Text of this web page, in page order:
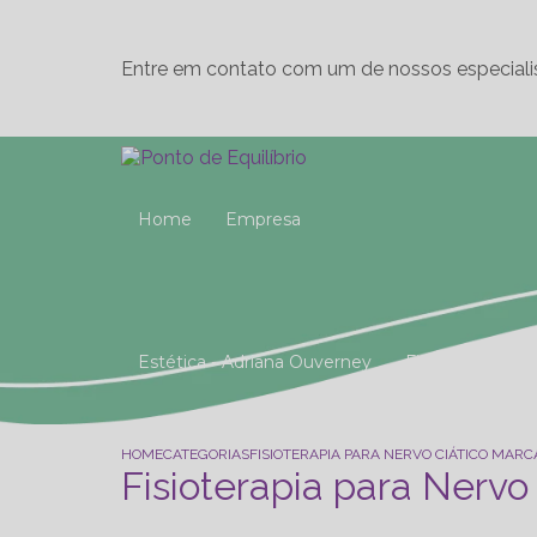
Entre em contato com um de nossos
Home Empresa
Estética - Adriana Ouverney Fisioterapia
HOMECATEGORIASFISIOTERAPIA PARA NERVO CIÁTICO
Fisioterapia para